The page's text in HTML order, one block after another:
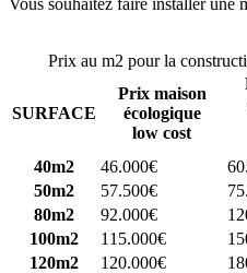
Prix au m2 pour la
SURFACE
Prix maison
écologique
low cost
40m2
46.000€
50m2
57.500€
80m2
92.000€
100m2
115.000€
120m2
120.000€